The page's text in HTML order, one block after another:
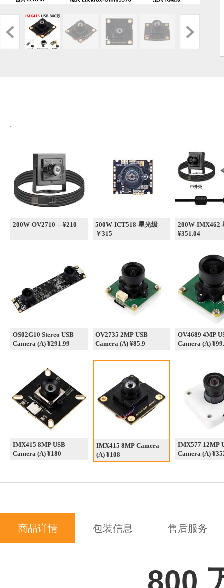
200W-OV2710 ---¥210
500W-ICT518-星光级-
￥315
200W-IMX462-
¥351.04
OS02G10 Stereo USB
Camera (A) ¥291.99
OV2735 2MP USB
Camera (A) ¥85.9
OV4689 4MP
Camera (A)
IMX415 8MP USB
Camera (A) ¥180
IMX415 8MP Camera
(A) ¥108
IMX577 12MP
Camera (A)
商品详情 包装信息 售后服务
800